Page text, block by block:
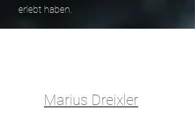
erlebt haben.
Marius Dreixler